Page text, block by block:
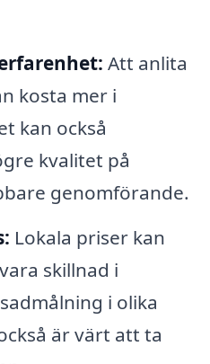
Att anlita
kosta mer i
kan också
kvalitet på
genomförande.
Lokala priser kan
skillnad i
i olika
är värt att ta